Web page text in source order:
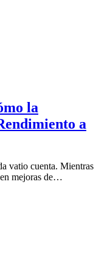
la
a
vatio cuenta. Mientras
mejoras de…